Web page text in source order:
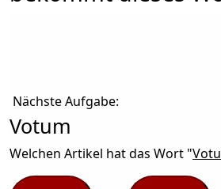
Nächste Aufgabe:
Votum
Welchen Artikel hat das Wort "